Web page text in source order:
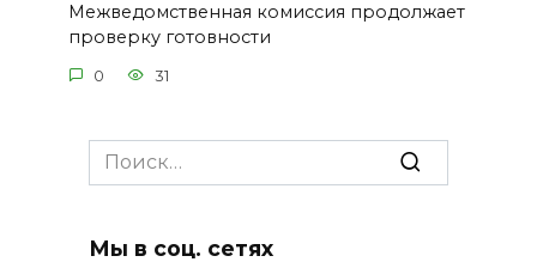
Межведомственная комиссия продолжает
проверку готовности
0 31
Search
for:
Мы в соц. сетях